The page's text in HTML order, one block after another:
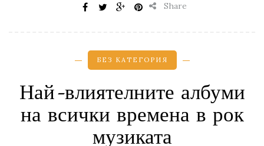
Share
БЕЗ КАТЕГОРИЯ
Най-влиятелните албуми
на всички времена в рок
музиката